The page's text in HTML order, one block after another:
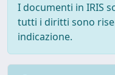
I documenti in IRIS
tutti i diritti sono
indicazione.